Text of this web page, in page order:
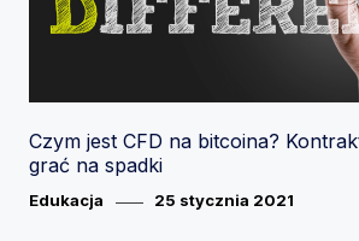
Czym jest CFD na bitcoina?
grać na spadki
Category
Edukacja
Posted
25 stycznia 2021